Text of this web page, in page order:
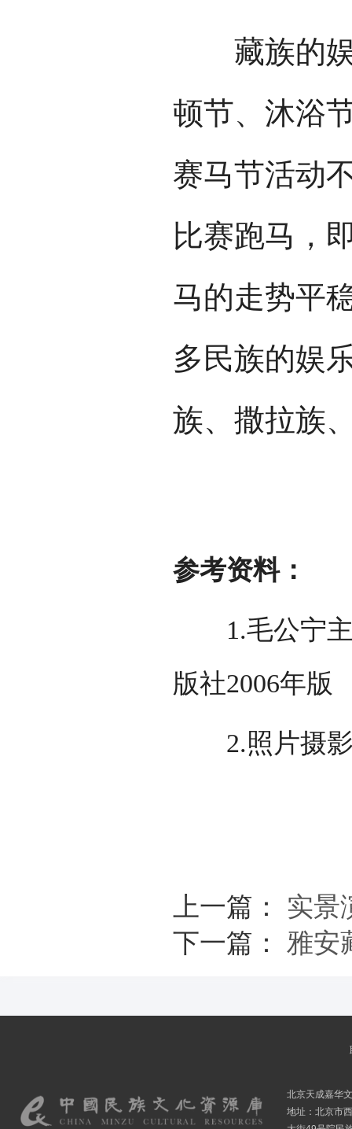
藏族的娱
顿节、沐浴
赛马节活动
比赛跑马，
马的走势平
多民族的娱
族、撒拉族
参考资料：
1.毛公宁主
版社2006年版
2.照片摄影
上一篇： 实景
下一篇： 雅安
北京天成嘉华
地址：北京市